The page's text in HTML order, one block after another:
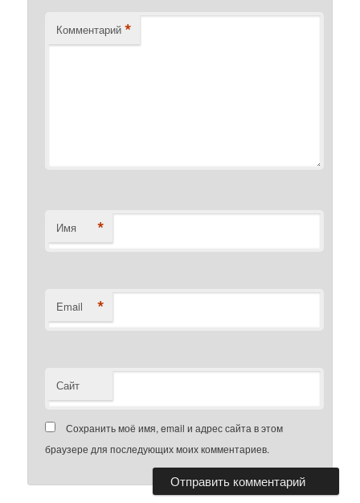
Комментарий *
Имя *
Email *
Сайт
Сохранить моё имя, email и адрес сайта в этом
браузере для последующих моих комментариев.